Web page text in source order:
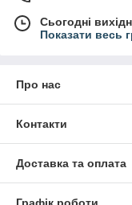
Сьогодні
Показати весь
Про нас
Контакти
Доставка та оплата